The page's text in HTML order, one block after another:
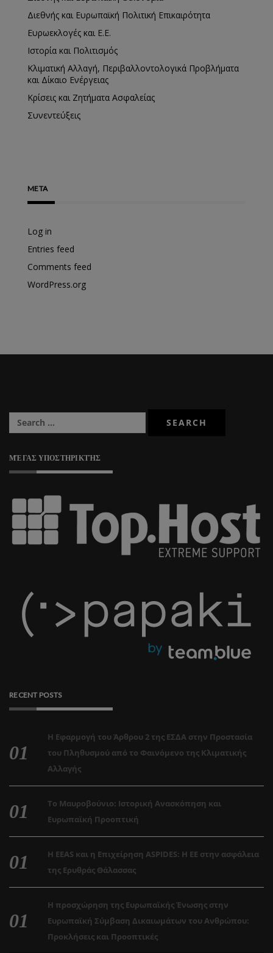
Διεθνής και Ευρωπαϊκή Πολιτική Επικαιρότητα
Ευρωεκλογές και Ε.Ε.
Ιστορία και Πολιτισμός
Κλιματική Αλλαγή, Περιβαλλοντολογικά Προβλήματα
και Δίκαιο Ενέργειας
Κρίσεις και Ζητήματα Ασφαλείας
Συνεντεύξεις
META
Log in
Entries feed
Comments feed
WordPress.org
ΜΈΓΑΣ ΥΠΟΣΤΗΡΙΚΤΉΣ
RECENT POSTS
Η Εφαρμογή του Άρθρου 2 της ΕΣΔΑ στην Προστασία
του Πληθυσμού από το Φαινόμενο της Κλιματικής
Αλλαγής
Το Μαυροβούνιο: Ιστορική Ανασκόπηση και
Ευρωπαϊκή Προοπτική
Η EEAS και η Επιχείρηση ASPIDES: Η ΕΕ στην ασφάλεια
της Ερυθράς Θάλασσας
Η προσχώρηση της Ευρωπαϊκής Ένωσης στην
Ευρωπαϊκή Σύμβαση Δικαιωμάτων του Ανθρώπου:
Προκλήσεις και Προοπτικές